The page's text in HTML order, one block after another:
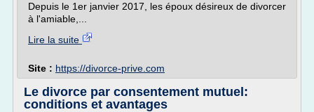
Depuis le 1er janvier 2017, les époux désireux de divorcer
à l'amiable,...
Lire la suite
Site : https://divorce-prive.com
Le divorce par consentement mutuel:
conditions et avantages